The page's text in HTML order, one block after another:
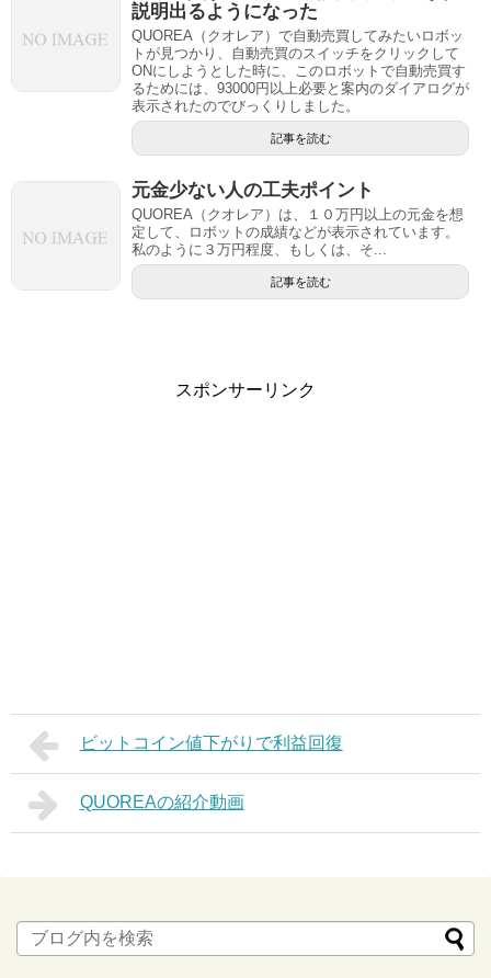
説明出るようになった
QUOREA（クオレア）で自動売買してみたいロボッ
トが見つかり、自動売買のスイッチをクリックして
ONにしようとした時に、このロボットで自動売買す
るためには、93000円以上必要と案内のダイアログが
表示されたのでびっくりしました。
記事を読む
元金少ない人の工夫ポイント
QUOREA（クオレア）は、１０万円以上の元金を想
定して、ロボットの成績などが表示されています。
私のように３万円程度、もしくは、そ...
記事を読む
スポンサーリンク
ビットコイン値下がりで利益回復
QUOREAの紹介動画